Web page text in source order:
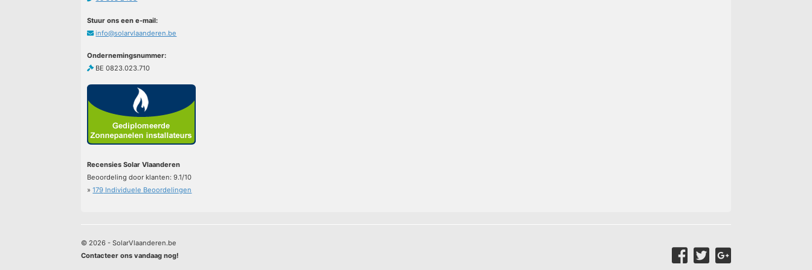
Stuur ons een e-mail:
info@solarvlaanderen.be
Ondernemingsnummer:
BE 0823.023.710
Recensies Solar Vlaanderen
Beoordeling door klanten:9.1/10
»179 Individuele Beoordelingen
© 2026 - SolarVlaanderen.be
Contacteer ons vandaag nog!